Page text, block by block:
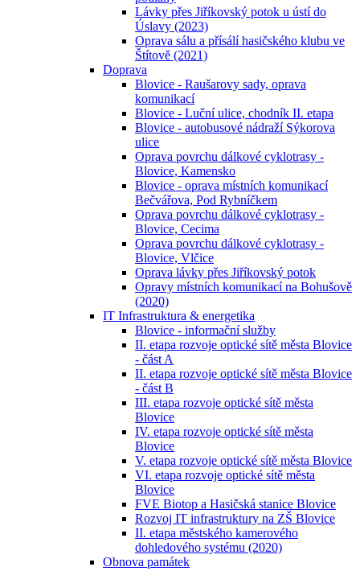
Lávky přes Jiříkovský potok u ústí do
Úslavy (2023)
Oprava sálu a přísálí hasičského klubu ve
Štítově (2021)
Doprava
Blovice - Raušarovy sady, oprava
komunikací
Blovice - Luční ulice, chodník II. etapa
Blovice - autobusové nádraží Sýkorova
ulice
Oprava povrchu dálkové cyklotrasy -
Blovice, Kamensko
Blovice - oprava místních komunikací
Bečvářova, Pod Rybníčkem
Oprava povrchu dálkové cyklotrasy -
Blovice, Cecima
Oprava povrchu dálkové cyklotrasy -
Blovice, Vlčice
Oprava lávky přes Jiříkovský potok
Opravy místních komunikací na Bohušově
(2020)
IT Infrastruktura & energetika
Blovice - informační služby
II. etapa rozvoje optické sítě města Blovice
- část A
II. etapa rozvoje optické sítě města Blovice
- část B
III. etapa rozvoje optické sítě města
Blovice
IV. etapa rozvoje optické sítě města
Blovice
V. etapa rozvoje optické sítě města Blovice
VI. etapa rozvoje optické sítě města
Blovice
FVE Biotop a Hasičská stanice Blovice
Rozvoj IT infrastruktury na ZŠ Blovice
II. etapa městského kamerového
dohledového systému (2020)
Obnova památek